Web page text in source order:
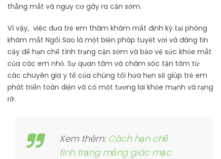
thẳng mắt và nguy cơ gây ra cận sớm.
Vì vậy, việc đưa trẻ em thăm khám mắt định kỳ tại phòng
khám mắt Ngôi Sao là một biện pháp tuyệt vời và đáng tin
cậy để hạn chế tình trạng cận sớm và bảo vệ sức khỏe mắt
của các em nhỏ. Sự quan tâm và chăm sóc tận tâm từ
các chuyên gia y tế của chúng tôi hứa hẹn sẽ giúp trẻ em
phát triển toàn diện và có một tương lai khỏe mạnh và rạng
rỡ.
Xem thêm: Cách hạn chế
tình trạng mỏng giác mạc